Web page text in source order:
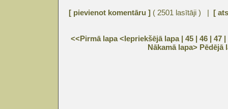
[ pievienot komentāru ] ( 2501 lasītāji ) | [
<<Pirmā lapa<Iepriekšējā lapa | 45 | 46 | 47 |
Nākamā lapa> Pēdējā